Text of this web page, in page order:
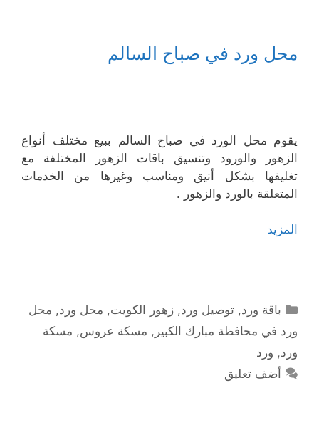
محل ورد في صباح السالم
يقوم محل الورد في صباح السالم ببيع مختلف أنواع
الزهور والورود وتنسيق باقات الزهور المختلفة مع
تغليفها بشكل أنيق ومناسب وغيرها من الخدمات
المتعلقة بالورد والزهور .
المزيد
التصنيفات
باقة ورد,توصيل ورد,زهور الكويت, محل ورد, محل
ورد في محافظة مبارك الكبير , مسكة عروس, مسكة
ورد, ورد
أضف تعليق